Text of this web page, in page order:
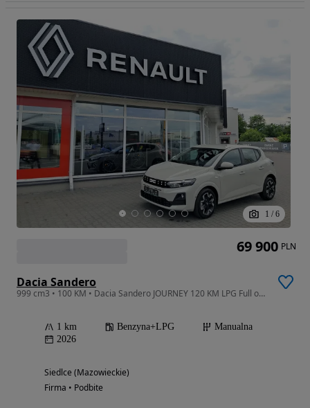
1 / 6
Dacia Sandero
999 cm3 • 100 KM • Dacia Sandero JOURNEY 120 KM LPG Full opcja
1 km Benzyna+LPG
Manualna
2026
Siedlce (Mazowieckie)
Firma • Podbite
69 900 PLN